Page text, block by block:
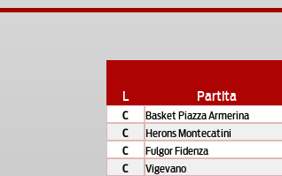
L Partita
C Basket Piazza Armerina
C
Herons Montecatini
C
Fulgor Fidenza
C
Vigevano